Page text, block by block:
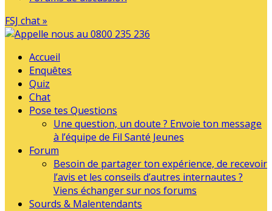
FSJ chat »
Accueil
Enquêtes
Quiz
Chat
Pose tes Questions
Une question, un doute ? Envoie ton message
à l’équipe de Fil Santé Jeunes
Forum
Besoin de partager ton expérience, de recevoir
l’avis et les conseils d’autres internautes ?
Viens échanger sur nos forums
Sourds & Malentendants